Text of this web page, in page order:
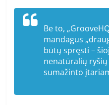
Be to,
mandagus
būtų spręsti –
nenatūralių
sumažinto